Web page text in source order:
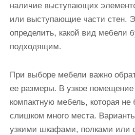
наличие выступающих
или выступающие части стен.
определить, какой вид мебели
подходящим.
При выборе мебели важно
ее размеры. В узкое
компактную мебель, которая не
слишком много места.
узкими шкафами, полками или